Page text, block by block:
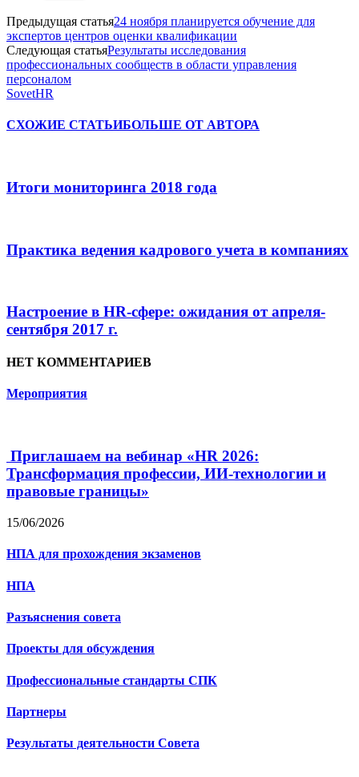
Предыдущая статья24 ноября планируется обучение для
экспертов центров оценки квалификации
Следующая статьяРезультаты исследования
профессиональных сообществ в области управления
персоналом
SovetHR
СХОЖИЕ СТАТЬИБОЛЬШЕ ОТ АВТОРА
Итоги мониторинга 2018 года
Практика ведения кадрового учета в компаниях
Настроение в HR-сфере: ожидания от апреля-
сентября 2017 г.
НЕТ КОММЕНТАРИЕВ
Мероприятия
Приглашаем на вебинар «HR 2026:
Трансформация профессии, ИИ-технологии и
правовые границы»
15/06/2026
НПА для прохождения экзаменов
НПА
Разъяснения совета
Проекты для обсуждения
Профессиональные стандарты СПК
Партнеры
Результаты деятельности Совета